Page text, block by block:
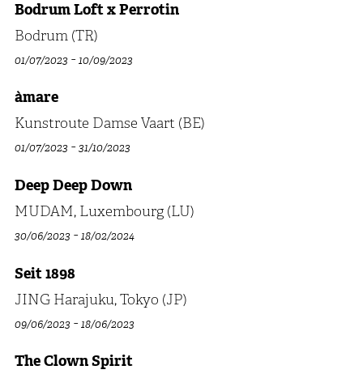
Bodrum Loft x Perrotin
Bodrum (TR)
01/07/2023 -10/09/2023
àmare
Kunstroute Damse Vaart (BE)
01/07/2023 -31/10/2023
Deep Deep Down
MUDAM, Luxembourg (LU)
30/06/2023 -18/02/2024
Seit 1898
JING Harajuku, Tokyo (JP)
09/06/2023 -18/06/2023
The Clown Spirit